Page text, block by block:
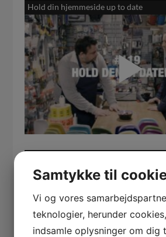
Hold din hjemmeside up to date
Samtykke til
Vi og vores
teknologier, herunder
indsamle oplysninger om dig